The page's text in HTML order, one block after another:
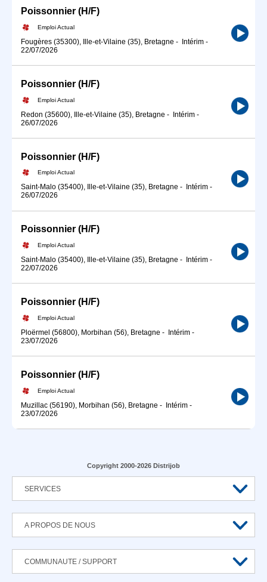
Poissonnier (H/F)
Emploi Actual
Fougères (35300), Ille-et-Vilaine (35), Bretagne - Intérim -
22/07/2026
Poissonnier (H/F)
Emploi Actual
Redon (35600), Ille-et-Vilaine (35), Bretagne - Intérim -
26/07/2026
Poissonnier (H/F)
Emploi Actual
Saint-Malo (35400), Ille-et-Vilaine (35), Bretagne - Intérim -
26/07/2026
Poissonnier (H/F)
Emploi Actual
Saint-Malo (35400), Ille-et-Vilaine (35), Bretagne - Intérim -
22/07/2026
Poissonnier (H/F)
Emploi Actual
Ploërmel (56800), Morbihan (56), Bretagne - Intérim -
23/07/2026
Poissonnier (H/F)
Emploi Actual
Muzillac (56190), Morbihan (56), Bretagne - Intérim -
23/07/2026
Copyright 2000-2026 Distrijob
SERVICES
A PROPOS DE NOUS
COMMUNAUTE / SUPPORT